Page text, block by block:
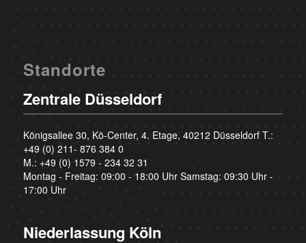
Standorte
Zentrale Düsseldorf
Königsallee 30, Kö-Center, 4. Etage, 40212 Düsseldorf T.:
+49 (0) 211- 876 384 0
M.: +49 (0) 1579 - 234 32 31
Montag - Freitag: 09:00 - 18:00 Uhr Samstag: 09:30 Uhr -
17:00 Uhr
Niederlassung Köln